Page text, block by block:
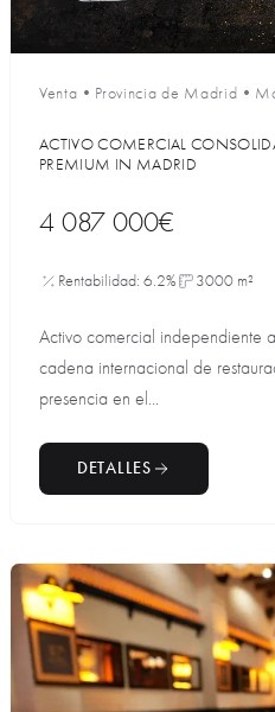
Venta • Provincia de Madrid •
ACTIVO COMERCIAL
PREMIUM IN MADRID
4 087 000€
Rentabilidad: 6.2% 3000 m²
Activo comercial independiente
cadena internacional de
presencia en el...
DETALLES